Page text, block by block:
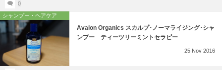
0
シャンプー・ヘアケア
Avalon Organics スカルプ･ノーマライジング･シャ
ンプー ティーツリーミントセラピー
25 Nov 2016